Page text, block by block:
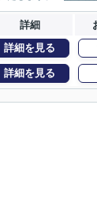
詳細
詳細を見る
詳細を見る